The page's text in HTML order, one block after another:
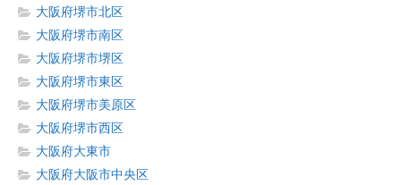
大阪府堺市北区
大阪府堺市南区
大阪府堺市堺区
大阪府堺市東区
大阪府堺市美原区
大阪府堺市西区
大阪府大東市
大阪府大阪市中央区